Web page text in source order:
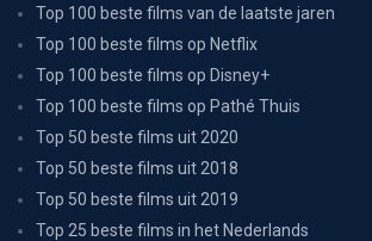
Top 100 beste films van de laatste jaren
Top 100 beste films op Netflix
Top 100 beste films op Disney+
Top 100 beste films op Pathé Thuis
Top 50 beste films uit 2020
Top 50 beste films uit 2018
Top 50 beste films uit 2019
Top 25 beste films in het Nederlands